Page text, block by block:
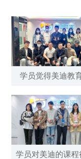
学员觉得美迪教
学员对美迪的课程